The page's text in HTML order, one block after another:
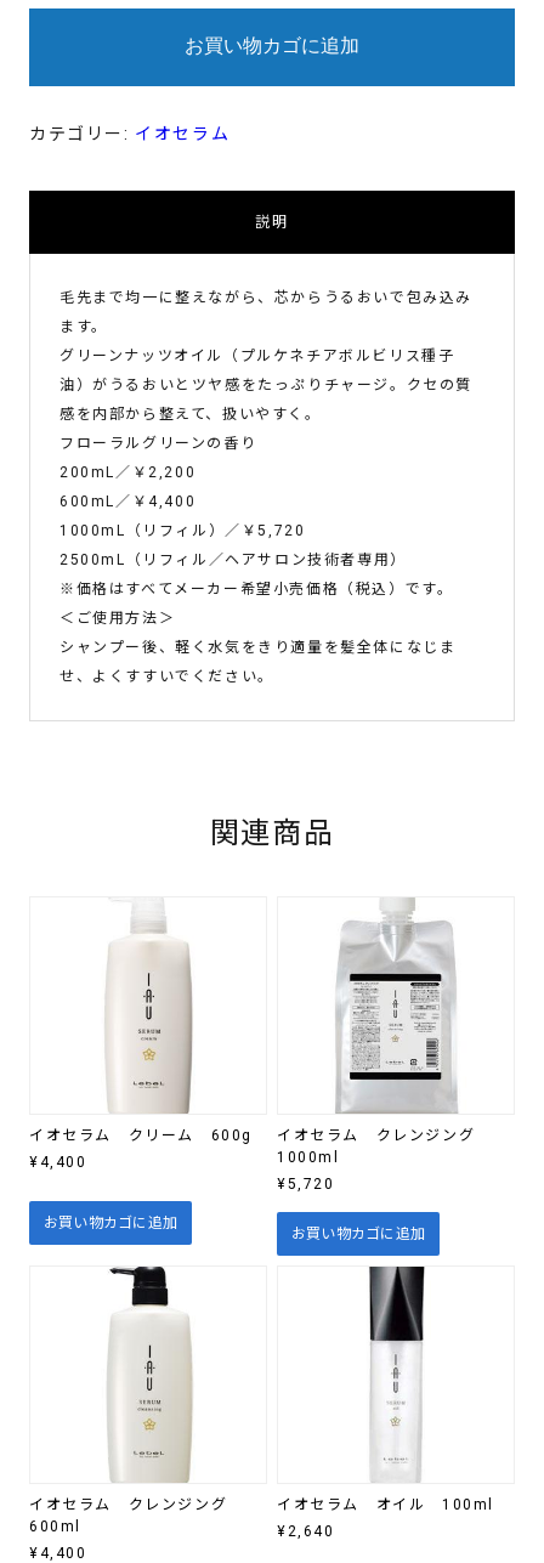
ク
1000g
お買い物カゴに追加
カテゴリー: イオセラム
説明
毛先まで均一に整えながら、芯からうるおいで包み込み
ます。
グリーンナッツオイル（プルケネチアボルビリス種子
油）がうるおいとツヤ感をたっぷりチャージ。クセの質
感を内部から整えて、扱いやすく。
フローラルグリーンの香り
200mL／￥2,200
600mL／￥4,400
1000mL（リフィル）／￥5,720
2500mL（リフィル／ヘアサロン技術者専用）
※価格はすべてメーカー希望小売価格（税込）です。
＜ご使用方法＞
シャンプー後、軽く水気をきり適量を髪全体になじま
せ、よくすすいでください。
関連商品
イオセラム クリーム 600g
¥4,400
お買い物カゴに追加
イオセラム クレンジング
1000ml
¥5,720
お買い物カゴに追加
イオセラム クレンジング
600ml
¥4,400
イオセラム オイル 100ml
¥2,640